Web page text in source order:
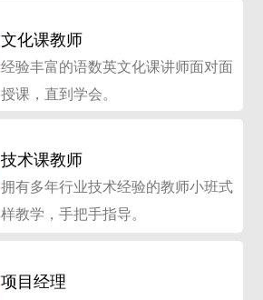
文化课教师
经验丰富的语数英文化课讲师面对面
授课，直到学会。
技术课教师
拥有多年行业技术经验的教师小班式
样教学，手把手指导。
项目经理